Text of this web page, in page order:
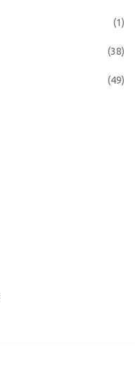
(1)
(38)
(49)